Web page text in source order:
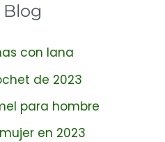
con lana
de 2023
para hombre
en 2023